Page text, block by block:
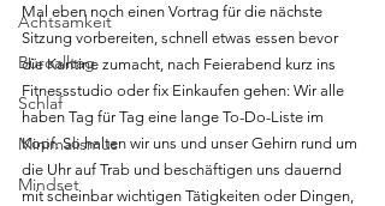
Achtsamkeit
Büroalltag
Schlaf
Minimalismus
Mindset
Mal eben noch einen Vortrag für die nächste
Sitzung vorbereiten, schnell etwas essen bevor
die Kantine zumacht, nach Feierabend kurz ins
Fitnessstudio oder fix Einkaufen gehen: Wir alle
haben Tag für Tag eine lange To-Do-Liste im
Kopf. So halten wir uns und unser Gehirn rund um
die Uhr auf Trab und beschäftigen uns dauernd
mit scheinbar wichtigen Tätigkeiten oder Dingen,